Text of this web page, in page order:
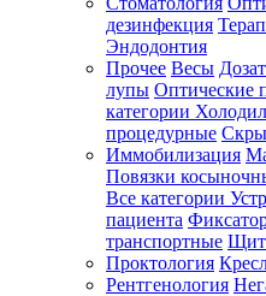
дезинфекция
Эндодонтия
Прочее Весы
лупы Оптические
категории
процедурные
Иммобилизация
Повязки
Все категории
пациента
транспортные
Проктология
Рентгенология